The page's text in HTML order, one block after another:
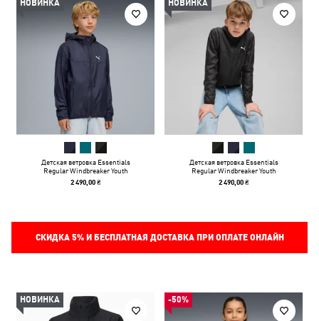
НОВИНКА
Детская ветровка Essentials
Regular Windbreaker Youth
2 490,00 ₴
НОВИНКА
Детская ветровка Essentials
Regular Windbreaker Youth
2 490,00 ₴
СКИДКА 5%И БЕСПЛАТНАЯ ДОСТАВКА ПРИ ОПЛАТЕ ОНЛАЙН
НОВИНКА -50%